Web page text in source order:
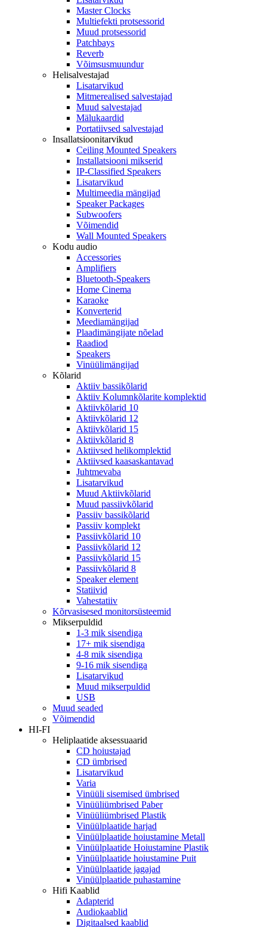
Master Clocks
Multiefekti protsessorid
Muud protsessorid
Patchbays
Reverb
Võimsusmuundur
Helisalvestajad
Lisatarvikud
Mitmerealised salvestajad
Muud salvestajad
Mälukaardid
Portatiivsed salvestajad
Insallatsioonitarvikud
Ceiling Mounted Speakers
Installatsiooni mikserid
IP-Classified Speakers
Lisatarvikud
Multimeedia mängijad
Speaker Packages
Subwoofers
Võimendid
Wall Mounted Speakers
Kodu audio
Accessories
Amplifiers
Bluetooth-Speakers
Home Cinema
Karaoke
Konverterid
Meediamängijad
Plaadimängijate nõelad
Raadiod
Speakers
Vinüülimängijad
Kõlarid
Aktiiv bassikõlarid
Aktiiv Kolumnkõlarite komplektid
Aktiivkõlarid 10
Aktiivkõlarid 12
Aktiivkõlarid 15
Aktiivkõlarid 8
Aktiivsed helikomplektid
Aktiivsed kaasaskantavad
Juhtmevaba
Lisatarvikud
Muud Aktiivkõlarid
Muud passiivkõlarid
Passiiv bassikõlarid
Passiiv komplekt
Passiivkõlarid 10
Passiivkõlarid 12
Passiivkõlarid 15
Passiivkõlarid 8
Speaker element
Statiivid
Vahestatiiv
Kõrvasisesed monitorsüsteemid
Mikserpuldid
1-3 mik sisendiga
17+ mik sisendiga
4-8 mik sisendiga
9-16 mik sisendiga
Lisatarvikud
Muud mikserpuldid
USB
Muud seaded
Võimendid
HI-FI
Heliplaatide aksessuaarid
CD hoiustajad
CD ümbrised
Lisatarvikud
Varia
Vinüüli sisemised ümbrised
Vinüüliümbrised Paber
Vinüüliümbrised Plastik
Vinüülplaatide harjad
Vinüülplaatide hoiustamine Metall
Vinüülplaatide Hoiustamine Plastik
Vinüülplaatide hoiustamine Puit
Vinüülplaatide jagajad
Vinüülplaatide puhastamine
Hifi Kaablid
Adapterid
Audiokaablid
Digitaalsed kaablid